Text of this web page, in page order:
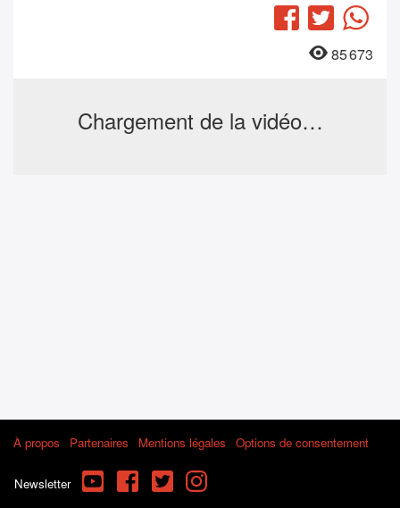
Facebook
Twitter
85 673
Chargement de la vidéo…
À propos Partenaires Mentions légales Options de consentement
Newsletter YouTube FacebookTwitterInstagram